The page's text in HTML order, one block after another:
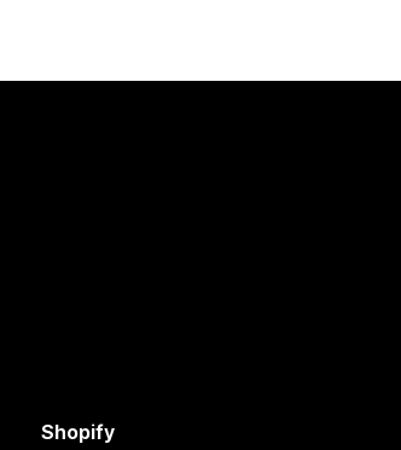
Shopify